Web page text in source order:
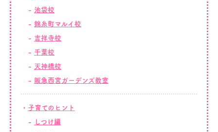
池袋校
錦糸町マルイ校
吉祥寺校
千葉校
天神橋校
阪急西宮ガーデンズ教室
子育てのヒント
しつけ編